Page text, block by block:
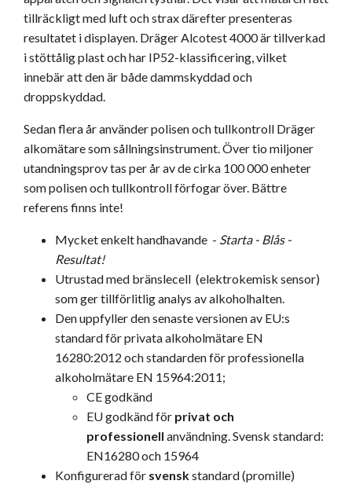
tillräckligt med luft och strax därefter presenteras
resultatet i displayen. Dräger Alcotest 4000 är tillverkad
i stöttålig plast och har IP52-klassificering, vilket
innebär att den är både dammskyddad och
droppskyddad.
Sedan flera år använder polisen och tullkontroll Dräger
alkomätare som sållningsinstrument. Över tio miljoner
utandningsprov tas per år av de cirka 100 000 enheter
som polisen och tullkontroll förfogar över. Bättre
referens finns inte!
Mycket enkelt handhavande - Starta - Blås -
Resultat!
Utrustad med bränslecell (elektrokemisk sensor)
som ger tillförlitlig analys av alkoholhalten.
Den uppfyller den senaste versionen av EU:s
standard för privata alkoholmätare EN
16280:2012 och standarden för professionella
alkoholmätare EN 15964:2011;
CE godkänd
EU godkänd för privat och
professionell användning. Svensk standard:
EN16280och 15964
Konfigurerad för svenskstandard (promille)